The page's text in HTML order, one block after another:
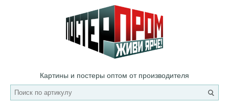
Картины и постеры оптом от производителя